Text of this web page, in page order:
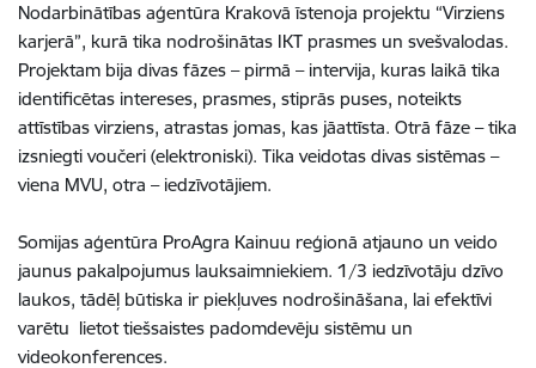
Nodarbinātības aģentūra Krakovā īstenoja projektu “Virziens
karjerā”, kurā tika nodrošinātas IKT prasmes un svešvalodas.
Projektam bija divas fāzes – pirmā – intervija, kuras laikā tika
identificētas intereses, prasmes, stiprās puses, noteikts
attīstības virziens, atrastas jomas, kas jāattīsta. Otrā fāze – tika
izsniegti voučeri (elektroniski). Tika veidotas divas sistēmas –
viena MVU, otra – iedzīvotājiem.
Somijas aģentūra ProAgra Kainuu reģionā atjauno un veido
jaunus pakalpojumus lauksaimniekiem. 1/3 iedzīvotāju dzīvo
laukos, tādēļ būtiska ir piekļuves nodrošināšana, lai efektīvi
varētu lietot tiešsaistes padomdevēju sistēmu un
videokonferences.